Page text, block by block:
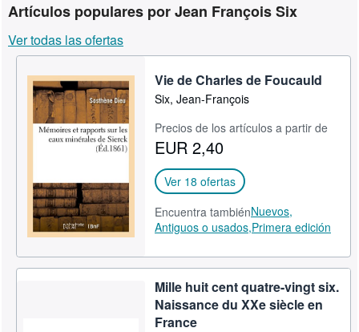
Libros antiguos
Arte y coleccionismo
Vendedores
Comenzar a vender
Ayuda
CERRAR
Artículos populares por Jean François Six
Ver todas las ofertas
Vie de Charles de Foucauld
Six, Jean-François
Precios de los artículos a partir de
EUR 2,40
Ver 18 ofertas
Encuentra tambiénNuevos,
Antiguos o usados,Primera edición
Mille huit cent quatre-vingt six.
Naissance du XXe siècle en
France